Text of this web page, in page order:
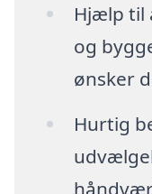
Hjælp til
og
ønsker
Hurtig